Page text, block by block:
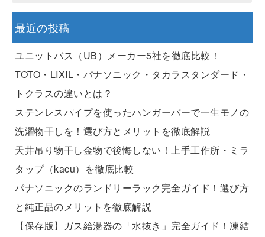
最近の投稿
ユニットバス（UB）メーカー5社を徹底比較！
TOTO・LIXIL・パナソニック・タカラスタンダード・
トクラスの違いとは？
ステンレスパイプを使ったハンガーバーで一生モノの
洗濯物干しを！選び方とメリットを徹底解説
天井吊り物干し金物で後悔しない！上手工作所・ミラ
タップ（kacu）を徹底比較
パナソニックのランドリーラック完全ガイド！選び方
と純正品のメリットを徹底解説
【保存版】ガス給湯器の「水抜き」完全ガイド！凍結